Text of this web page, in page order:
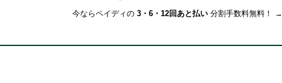
今ならペイディの 3・6・12回あと払い 分割手数料無料！ →